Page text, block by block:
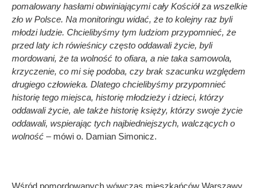
pomalowany hasłami obwiniającymi cały Kościół za wszelkie
zło w Polsce. Na monitoringu widać, że to kolejny raz byli
młodzi ludzie. Chcielibyśmy tym ludziom przypomnieć, że
przed laty ich rówieśnicy często oddawali życie, byli
mordowani, że ta wolność to ofiara, a nie taka samowola,
krzyczenie, co mi się podoba, czy brak szacunku względem
drugiego człowieka. Dlatego chcielibyśmy przypomnieć
historię tego miejsca, historię młodzieży i dzieci, którzy
oddawali życie, ale także historię księży, którzy swoje życie
oddawali, wspierając tych najbiedniejszych, walczących o
wolność – mówi o. Damian Simonicz.
Wśród pomordowanych wówczas mieszkańców Warszawy